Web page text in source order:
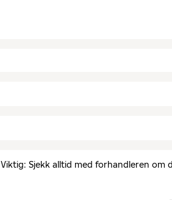
Viktig: Sjekk alltid med forhandleren